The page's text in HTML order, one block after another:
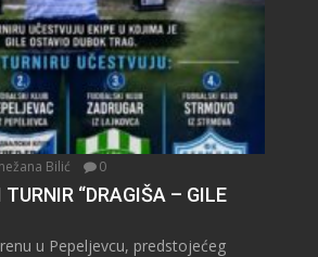
Bilić 0
“DRAGIŠA – GILE
u Pepeljevcu, predstojećeg